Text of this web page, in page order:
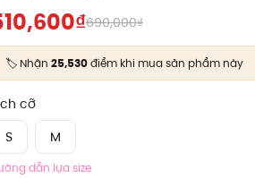
690,000₫
🏷️ Nhận 25,530điểm khi mua sản phẩm này
cỡ
S
M
dẫn lựa size